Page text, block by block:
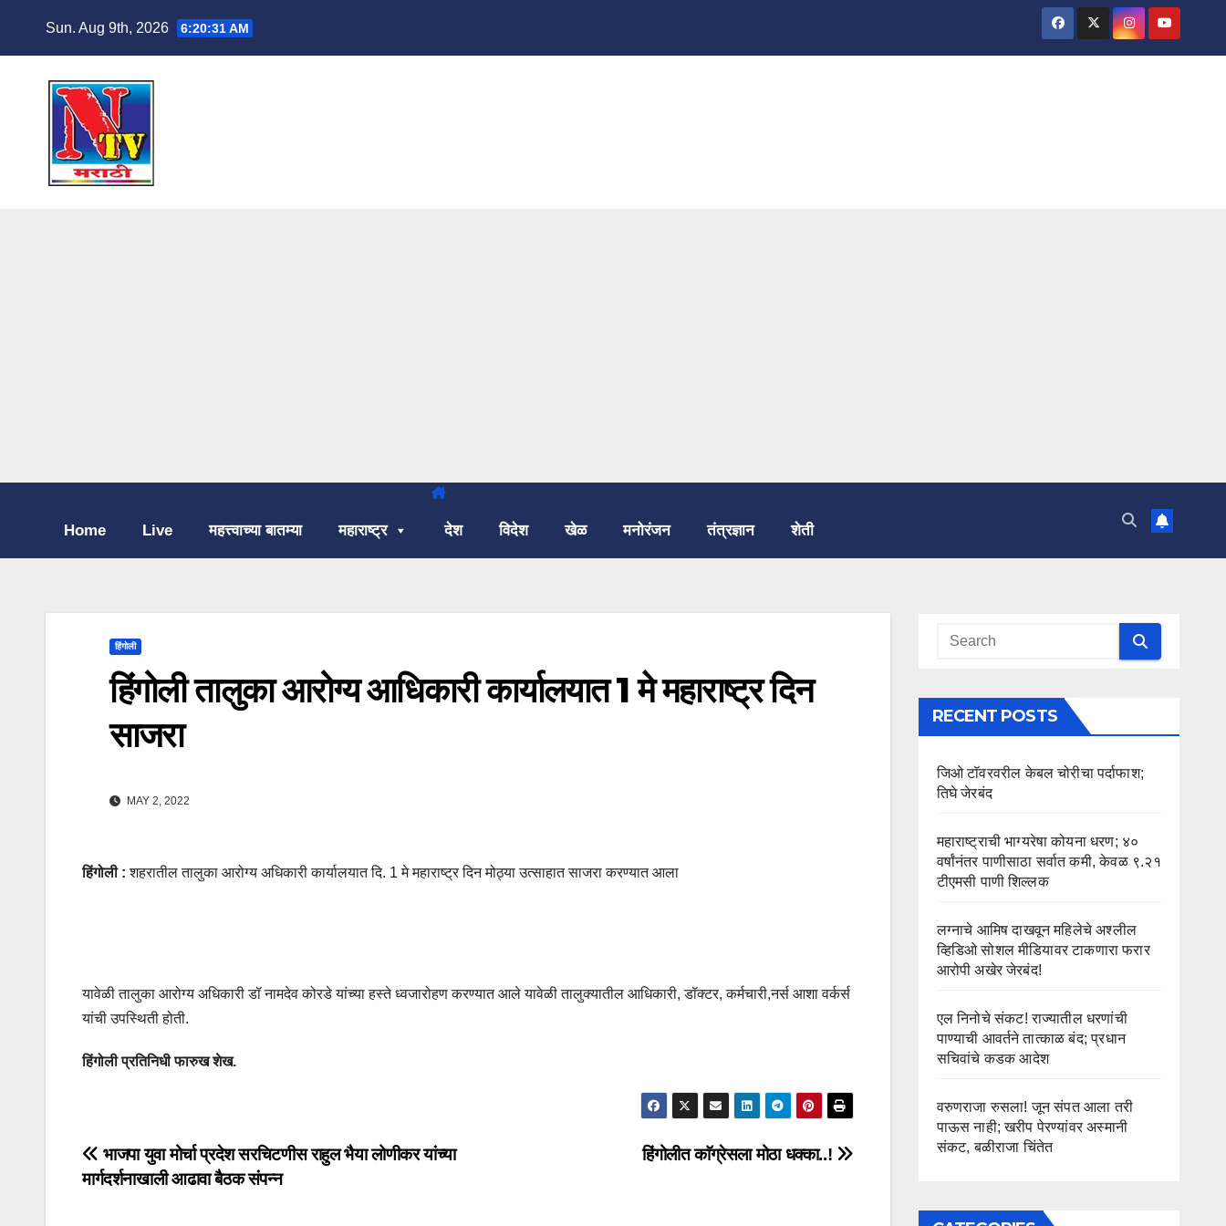
Sun. Aug 9th, 2026 6:20:32 AM
Home Live महत्त्वाच्या बातम्या महाराष्ट्र देश विदेश खेळ मनोरंजन तंत्रज्ञान शेती
हिंगोली
हिंगोली तालुका आरोग्य आधिकारी कार्यालयात 1 मे महाराष्ट्र दिन
साजरा
MAY 2, 2022
हिंगोली :शहरातील तालुका आरोग्य अधिकारी कार्यालयात दि. 1 मे महाराष्ट्र दिन मोठ्या उत्साहात साजरा करण्यात आला
यावेळी तालुका आरोग्य अधिकारी डॉ नामदेव कोरडे यांच्या हस्ते ध्वजारोहण करण्यात आले यावेळी तालुक्यातील आधिकारी, डॉक्टर, कर्मचारी,नर्स आशा वर्कर्स
यांची उपस्थिती होती.
हिंगोली प्रतिनिधी फारुख शेख.
हिंगोलीत काॅग्रेसला मोठा धक्का..!
भाजपा युवा मोर्चा प्रदेश सरचिटणीस राहुल भैया लोणीकर यांच्या
मार्गदर्शनाखाली आढावा बैठक संपन्न
RECENT POSTS
जिओ टॉवरवरील केबल चोरीचा पर्दाफाश;
तिघे जेरबंद
महाराष्ट्राची भाग्यरेषा कोयना धरण; ४०
वर्षांनंतर पाणीसाठा सर्वात कमी, केवळ ९.२१
टीएमसी पाणी शिल्लक
लग्नाचे आमिष दाखवून महिलेचे अश्लील
व्हिडिओ सोशल मीडियावर टाकणारा फरार
आरोपी अखेर जेरबंद!
एल निनोचे संकट! राज्यातील धरणांची
पाण्याची आवर्तने तात्काळ बंद; प्रधान
सचिवांचे कडक आदेश
वरुणराजा रुसला! जून संपत आला तरी
पाऊस नाही; खरीप पेरण्यांवर अस्मानी
संकट, बळीराजा चिंतेत